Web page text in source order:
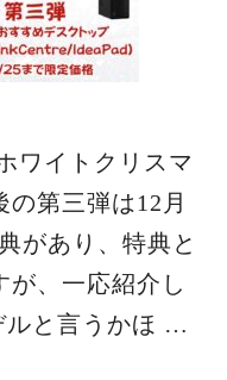
ワイトクリスマ
第三弾は12月
があり、特典と
が、一応紹介し
ルと言うかほ …